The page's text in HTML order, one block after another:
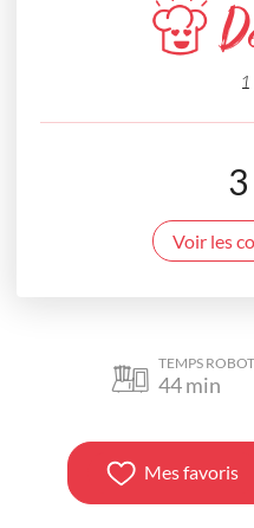
3
Voir les
TEMPS ROBOT
44min
Mes favoris